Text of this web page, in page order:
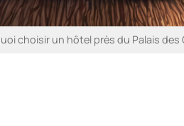
choisir un hôtel près du Palais des